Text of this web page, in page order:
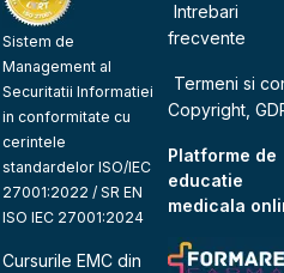
Sistem de
Management al
Securitatii Informatiei
in conformitate cu
cerintele
standardelor ISO/IEC
27001:2022 / SR EN
ISO IEC 27001:2024
Cursurile EMC din
Intrebari
frecvente
Termeni si
Copyright,
Platforme de
educatie
medicala